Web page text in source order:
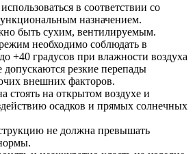
в соответствии со
назначением.
быть сухим, вентилируемым.
необходимо соблюдать в
+40 градусов при влажности воздуха
допускаются резкие перепады
внешних факторов.
стоять на открытом воздухе и
осадков и прямых солнечных
не должна превышать